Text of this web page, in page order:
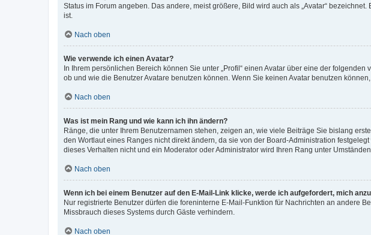
Status im Forum angeben. Das andere, meist größere, Bild wird auch als „Avatar“
ist.
Nach oben
Wie verwende ich einen Avatar?
In Ihrem persönlichen Bereich können Sie unter „Profil“ einen Avatar über eine der
ob und wie die Benutzer Avatare benutzen können. Wenn Sie keinen Avatar benutzen
Nach oben
Was ist mein Rang und wie kann ich ihn ändern?
Ränge, die unter Ihrem Benutzernamen stehen, zeigen an, wie viele Beiträge Sie bislang
den Wortlaut eines Ranges nicht direkt ändern, da sie von der Board-Administration
dieses Verhalten nicht und ein Moderator oder Administrator wird Ihren Rang unter
Nach oben
Wenn ich bei einem Benutzer auf den E-Mail-Link klicke, werde ich aufgefordert, mich
Nur registrierte Benutzer dürfen die foreninterne E-Mail-Funktion für Nachrichten an andere
Missbrauch dieses Systems durch Gäste verhindern.
Nach oben